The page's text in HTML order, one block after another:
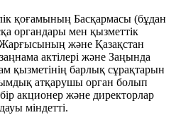
қоғамының Басқармасы (бұдан
органдары мен қызметтік
және Қазақстан
актілері және Заңында
қызметінің барлық сұрақтарын
атқарушы орган болып
акционер және директорлар
міндетті.